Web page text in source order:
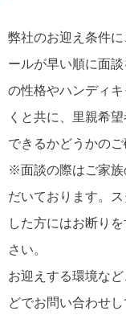
弊社のお迎え条件
ールが早い順に面
の性格やハンディ
くと共に、里親希
できるかどうかのご
※面談の際はご家族
だいております。
した方にはお断り
さい。
お迎えする環境な
どでお問い合わせ